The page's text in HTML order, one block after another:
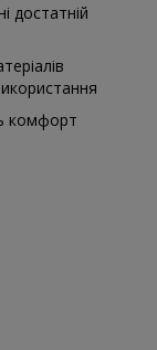
достатній
комфорт